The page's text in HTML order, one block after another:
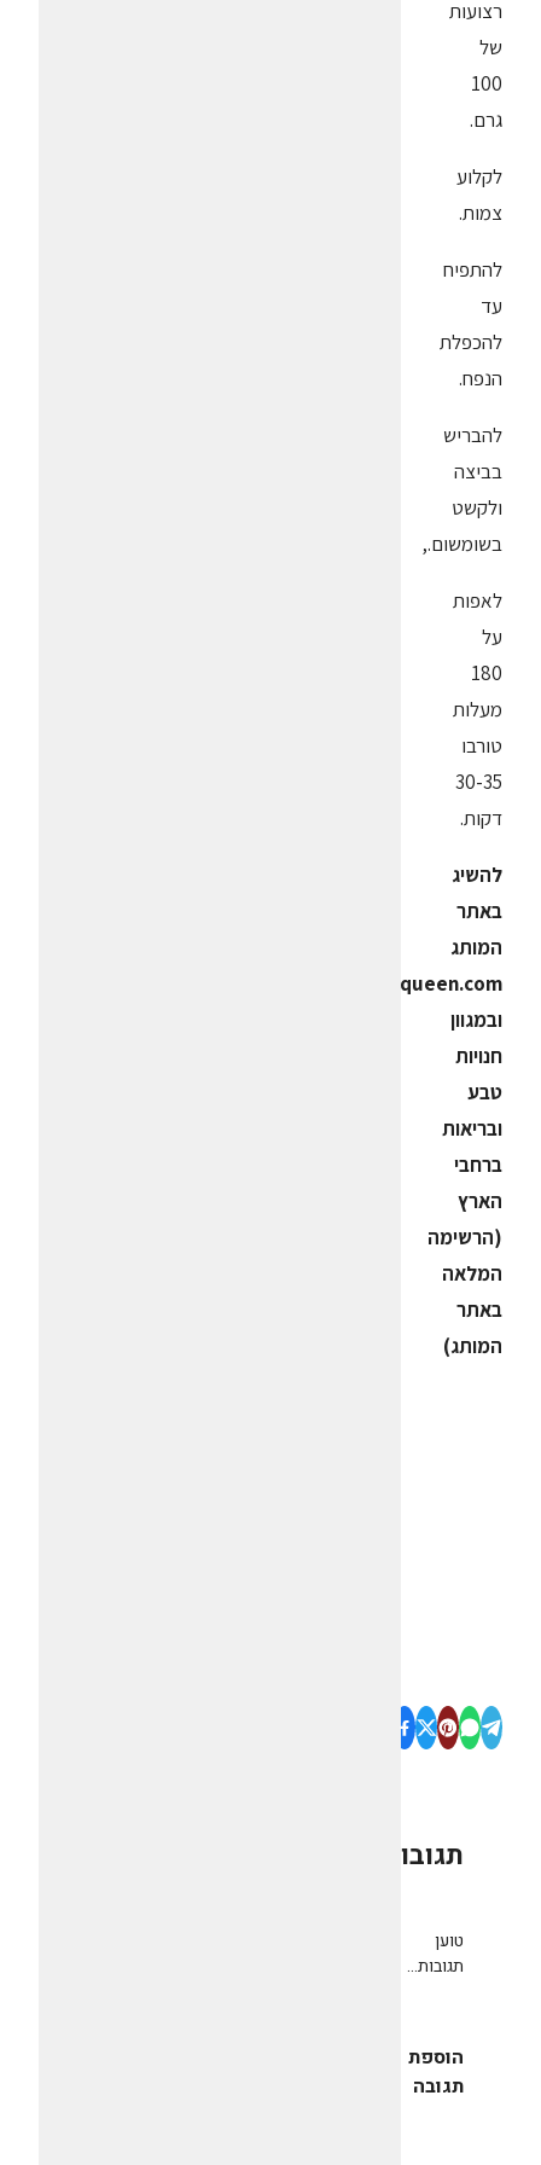
רצועות
של
100
גרם.
לקלוע
צמות.
להתפיח
עד
להכפלת
הנפח.
להבריש
בביצה
ולקשט
בשומשום.,
לאפות
על
180
מעלות
טורבו
30-35
דקות.
להשיג
באתר
המותג
www.dejellyqueen.com
ובמגוון
חנויות
טבע
ובריאות
ברחבי
הארץ
(הרשימה
המלאה
באתר
המותג)
תגובות
טוען
תגובות...
הוספת
תגובה